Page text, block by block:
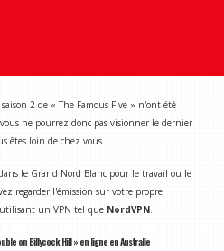
2 de « The Famous Five » n'ont été
ne pourrez donc pas visionner le dernier
êtes loin de chez vous.
le Grand Nord Blanc pour le travail ou le
regarder l'émission sur votre propre
un VPN tel que NordVPN.
on Billycock Hill » en ligne en Australie